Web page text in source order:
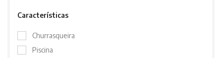
Características
Churrasqueira
Piscina